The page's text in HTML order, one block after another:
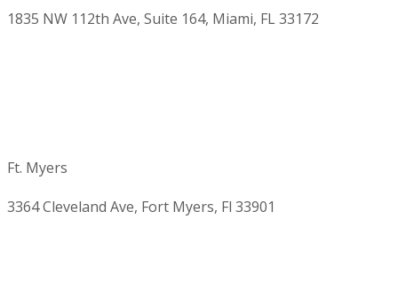
1835 NW 112th Ave, Suite 164, Miami, FL 33172
Ft. Myers
3364 Cleveland Ave, Fort Myers, Fl 33901